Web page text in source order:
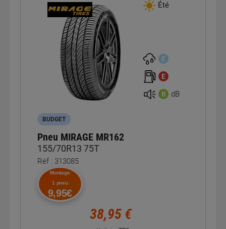
Été
E
E
B dB
BUDGET
Pneu MIRAGE MR162
155/70R13 75T
Réf : 313085
Montage
1 pneu
9,95€
38,95 €